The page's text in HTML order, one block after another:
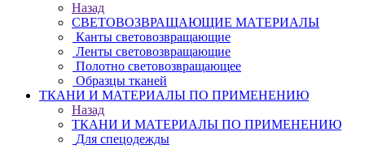
Назад
СВЕТОВОЗВРАЩАЮЩИЕ МАТЕРИАЛЫ
Канты световозвращающие
Ленты световозвращающие
Полотно световозвращающее
Образцы тканей
ТКАНИ И МАТЕРИАЛЫ ПО ПРИМЕНЕНИЮ
Назад
ТКАНИ И МАТЕРИАЛЫ ПО ПРИМЕНЕНИЮ
Для спецодежды